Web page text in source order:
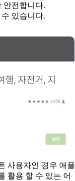
안전합니다.
있습니다.
사용자인 경우 애플
활용 할 수 있는 어